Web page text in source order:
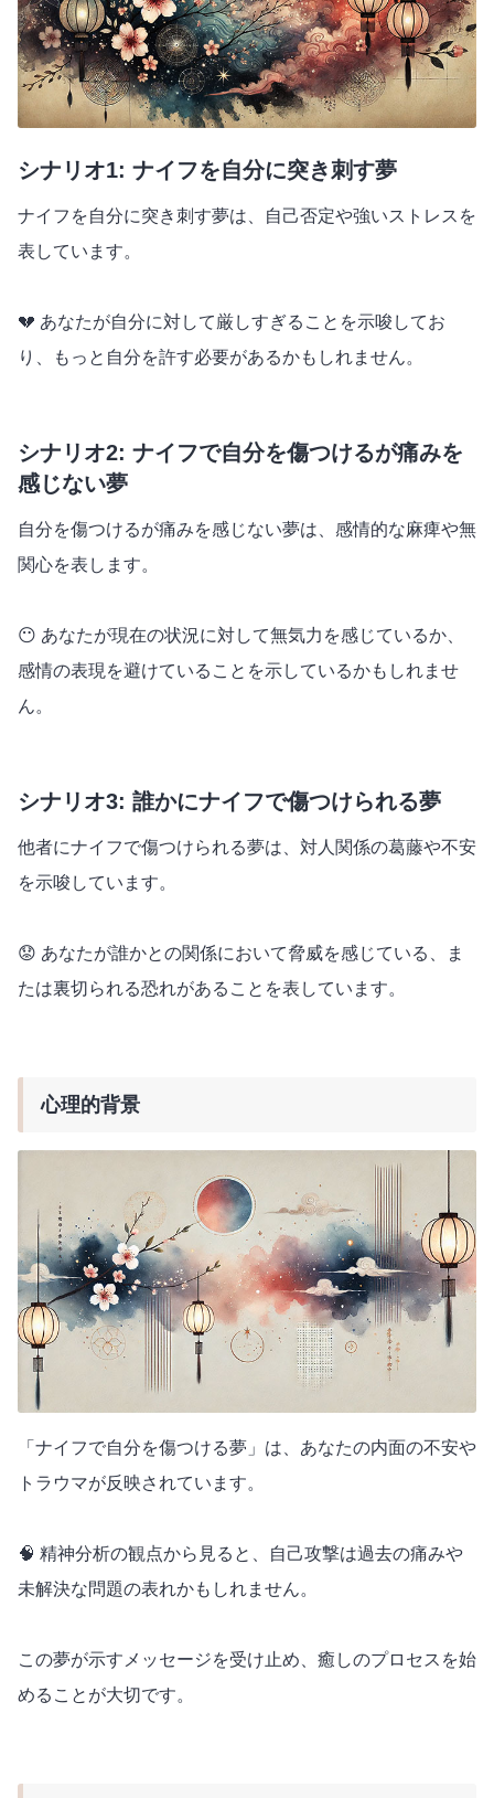
シナリオ1: ナイフを自分に突き刺す夢
ナイフを自分に突き刺す夢は、自己否定や強いストレスを
表しています。
💔 あなたが自分に対して厳しすぎることを示唆してお
り、もっと自分を許す必要があるかもしれません。
シナリオ2: ナイフで自分を傷つけるが痛みを
感じない夢
自分を傷つけるが痛みを感じない夢は、感情的な麻痺や無
関心を表します。
😶 あなたが現在の状況に対して無気力を感じているか、
感情の表現を避けていることを示しているかもしれませ
ん。
シナリオ3: 誰かにナイフで傷つけられる夢
他者にナイフで傷つけられる夢は、対人関係の葛藤や不安
を示唆しています。
😟 あなたが誰かとの関係において脅威を感じている、ま
たは裏切られる恐れがあることを表しています。
心理的背景
「ナイフで自分を傷つける夢」は、あなたの内面の不安や
トラウマが反映されています。
🧠 精神分析の観点から見ると、自己攻撃は過去の痛みや
未解決な問題の表れかもしれません。
この夢が示すメッセージを受け止め、癒しのプロセスを始
めることが大切です。